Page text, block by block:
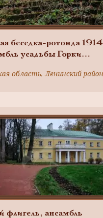
беседка-ротонда 1914
усадьбы Горки
ансамбль